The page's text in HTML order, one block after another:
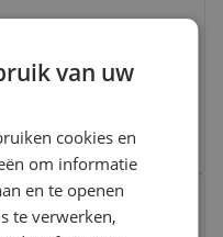
van uw
cookies en
om informatie
en te openen
te verwerken,